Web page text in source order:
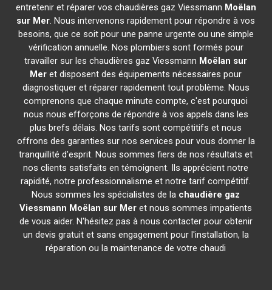
entretenir et réparer vos chaudières gaz Viessmann Moëlan
sur Mer. Nous intervenons rapidement pour répondre à vos
besoins, que ce soit pour une panne urgente ou une simple
vérification annuelle. Nos plombiers sont formés pour
travailler sur les chaudières gaz Viessmann Moëlan sur
Mer et disposent des équipements nécessaires pour
diagnostiquer et réparer rapidement tout problème. Nous
comprenons que chaque minute compte, c'est pourquoi
nous nous efforçons de répondre à vos appels dans les
plus brefs délais. Nos tarifs sont compétitifs et nous
offrons des garanties sur nos services pour vous donner la
tranquillité d'esprit. Nous sommes fiers de nos résultats et
nos clients satisfaits en témoignent. Ils apprécient notre
rapidité, notre professionnalisme et notre tarif compétitif.
Nous sommes les spécialistes de la chaudière gaz
Viessmann Moëlan sur Mer et nous sommes impatients
de vous aider. N'hésitez pas à nous contacter pour obtenir
un devis gratuit et sans engagement pour l'installation, la
réparation ou la maintenance de votre chaudi